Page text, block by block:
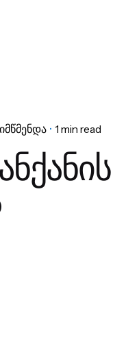
1 min read